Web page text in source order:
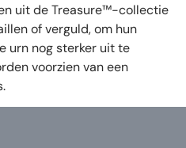
uit de Treasure™-collectie
of verguld, om hun
urn nog sterker uit te
voorzien van een